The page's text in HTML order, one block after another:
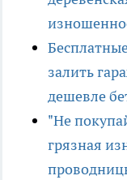
залить
дешевле
"Не
грязная